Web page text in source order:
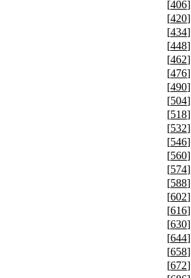
[406
[420
[434
[448
[462
[476
[490
[504
[518
[532
[546
[560
[574
[588
[602
[616
[630
[644
[658
[672